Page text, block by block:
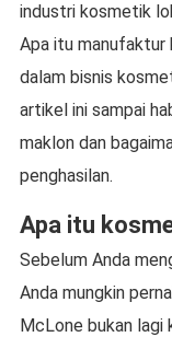
industri kosmetik
Apa itu manufaktur
dalam bisnis
artikel ini sampai
maklon dan
penghasilan.
Apa itu
Sebelum Anda
Anda mungkin
McLone bukan lagi